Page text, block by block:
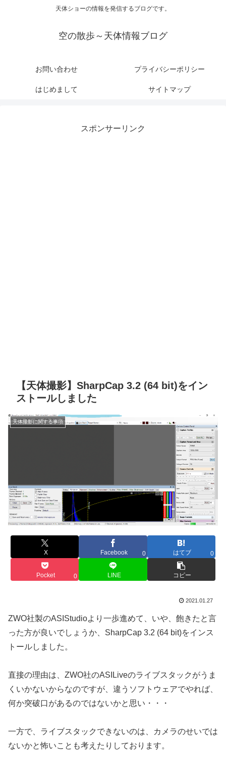
天体ショーの情報を発信するブログです。
空の散歩～天体情報ブログ
お問い合わせ プライバシーポリシー
はじめまして サイトマップ
スポンサーリンク
【天体撮影】SharpCap 3.2 (64 bit)をイン
ストールしました
天体撮影に関する事項
X Facebook 0 はてブ 0
Pocket 0 LINE コピー
2021.01.27
ZWO社製のASIStudioより一歩進めて、いや、飽きたと言
った方が良いでしょうか、SharpCap 3.2 (64 bit)をインス
トールしました。
直接の理由は、ZWO社のASILiveのライブスタックがうま
くいかないからなのですが、違うソフトウェアでやれば、
何か突破口があるのではないかと思い・・・
一方で、ライブスタックできないのは、カメラのせいでは
ないかと怖いことも考えたりしております。